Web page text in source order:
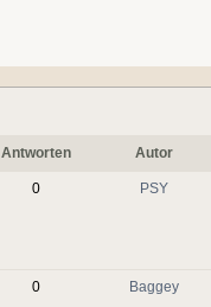
Antworten Autor
0 PSY
0 Baggey